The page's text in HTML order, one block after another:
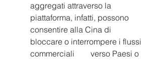
aggregati attraverso la
piattaforma, infatti, possono
consentire alla Cina di
bloccare o interrompere i flussi
commerciali 	verso Paesi o